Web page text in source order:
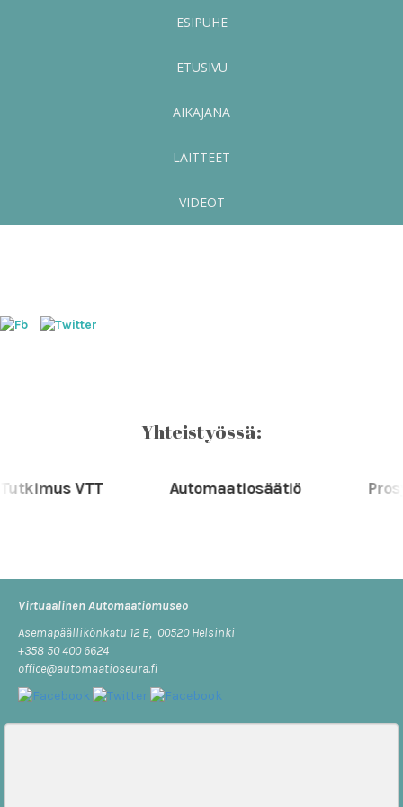
ESIPUHE
ETUSIVU
AIKAJANA
LAITTEET
VIDEOT
Yhteistyössä:
VTT Automaatiosäätiö
Virtuaalinen Automaatiomuseo
Asemapäällikönkatu 12 B, 00520 Helsinki
+358 50 400 6624
office@automaatioseura.fi
Viesti